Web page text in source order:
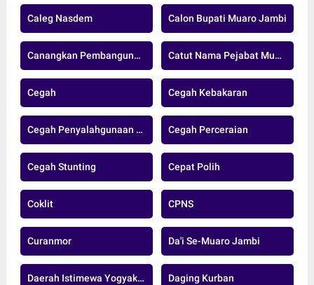
Caleg Nasdem Calon Bupati Muaro Jambi
Canangkan Pembangunan Jalan Strategis Catut Nama Pejabat Muarojambi
Cegah Cegah Kebakaran
Cegah Penyalahgunaan Donasi Cegah Perceraian
Cegah Stunting Cepat Polih
Coklit CPNS
Curanmor Da'i Se-Muaro Jambi
Daerah Istimewa Yogyakarta Daging Kurban